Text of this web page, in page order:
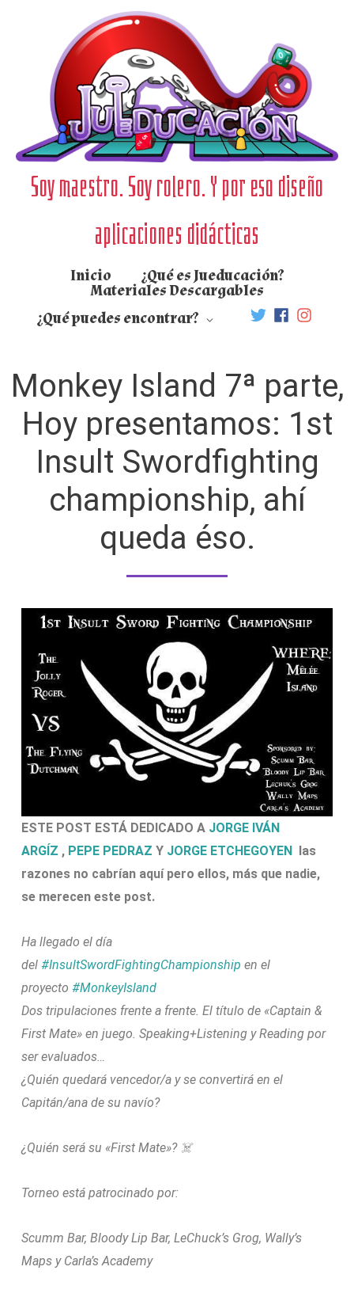
Soy maestro. Soy rolero. Y por eso diseño
aplicaciones didácticas
Inicio ¿Qué es Jueducación?
Materiales Descargables
¿Qué puedes encontrar?
Monkey Island 7ª parte,
Hoy presentamos: 1st
Insult Swordfighting
championship, ahí
queda éso.
ESTE POST ESTÁ DEDICADO A JORGE IVÁN
ARGÍZ , PEPE PEDRAZ Y JORGE ETCHEGOYEN las
razones no cabrían aquí pero ellos, más que nadie,
se merecen este post.
Ha llegado el día
del#InsultSwordFightingChampionship en el
proyecto#MonkeyIsland
Dos tripulaciones frente a frente. El título de «Captain &
First Mate» en juego. Speaking+Listening y Reading por
ser evaluados…
¿Quién quedará vencedor/a y se convertirá en el
Capitán/ana de su navío?
¿Quién será su «First Mate»? ☠️
Torneo está patrocinado por:
Scumm Bar, Bloody Lip Bar, LeChuck’s Grog, Wally’s
Maps y Carla’s Academy